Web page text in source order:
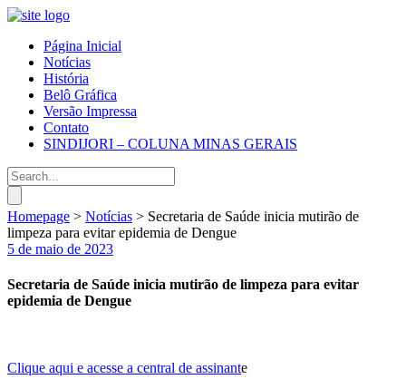
Página Inicial
Notícias
História
Belô Gráfica
Versão Impressa
Contato
SINDIJORI – COLUNA MINAS GERAIS
Homepage > Notícias > Secretaria de Saúde inicia mutirão de
limpeza para evitar epidemia de Dengue
5 de maio de 2023
Secretaria de Saúde inicia mutirão de limpeza para evitar
epidemia de Dengue
Clique aqui e acesse a central de assinante